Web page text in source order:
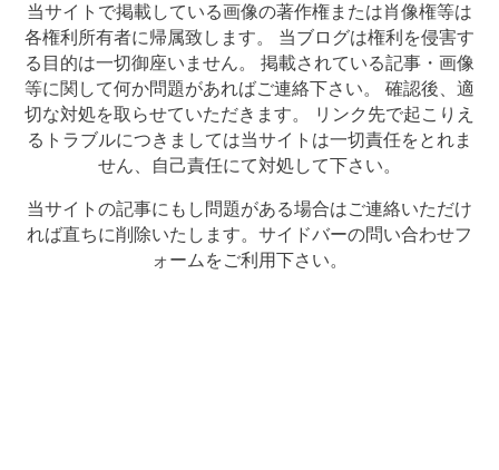
当サイトで掲載している画像の著作権または肖像権等は
各権利所有者に帰属致します。 当ブログは権利を侵害す
る目的は一切御座いません。 掲載されている記事・画像
等に関して何か問題があればご連絡下さい。 確認後、適
切な対処を取らせていただきます。 リンク先で起こりえ
るトラブルにつきましては当サイトは一切責任をとれま
せん、自己責任にて対処して下さい。
当サイトの記事にもし問題がある場合はご連絡いただけ
れば直ちに削除いたします。サイドバーの問い合わせフ
ォームをご利用下さい。